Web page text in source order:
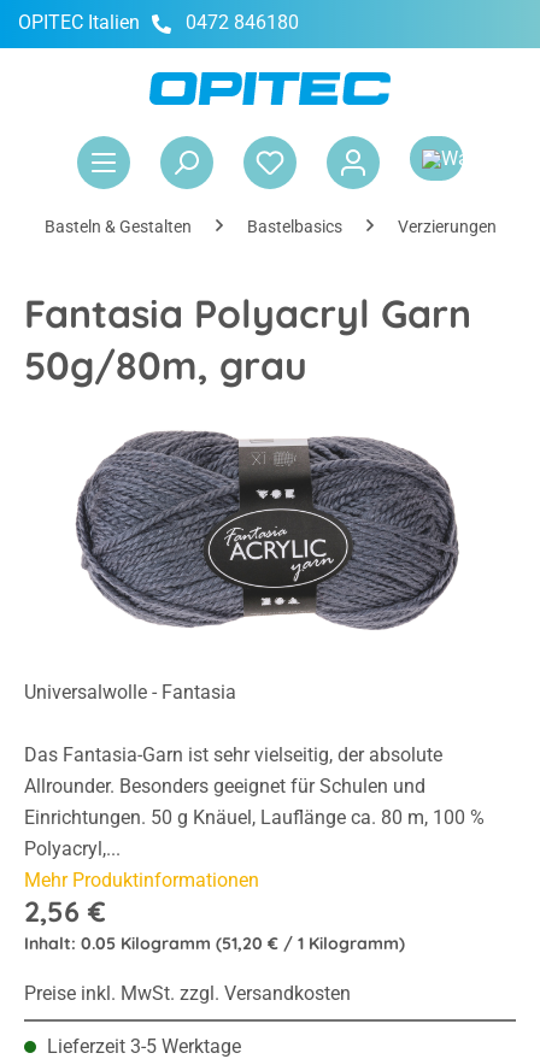
springen
OPITEC Italien 0472 846180
Basteln & Gestalten Bastelbasics Verzierungen &
Fantasia Polyacryl Garn
50g/80m, grau
Bildergalerie überspringen
Universalwolle - Fantasia
Das Fantasia-Garn ist sehr vielseitig, der absolute
Allrounder. Besonders geeignet für Schulen und
Einrichtungen. 50 g Knäuel, Lauflänge ca. 80 m, 100 %
Polyacryl,...
Mehr Produktinformationen
2,56 €
Inhalt: 0.05 Kilogramm (51,20 € / 1 Kilogramm)
Preise inkl. MwSt. zzgl. Versandkosten
Lieferzeit 3-5 Werktage